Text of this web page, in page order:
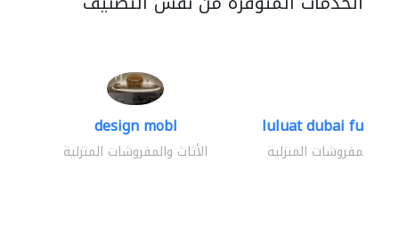
design mobl
الأثاث والمفروشات المنزلية
luluat dubai
والمفروشات المنزلية